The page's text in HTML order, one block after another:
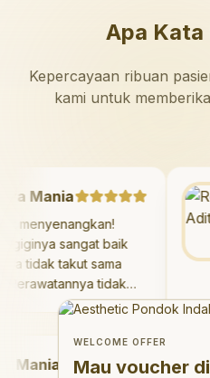
Apa Kata
Kepercayaan ribuan
kami untuk
Mania
menyenangkan!
giginya sangat baik
saya tidak takut sama
Perawatannya tidak
dan saya bisa bermain
suka pergi ke dokter
sekarang!"
Welcome Offer
Mau voucher diskon
WELCOME OFFER
Mau voucher